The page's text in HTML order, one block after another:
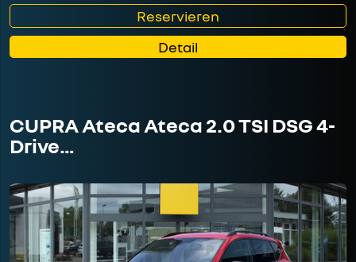
Reservieren
Detail
CUPRA Ateca Ateca 2.0 TSI DSG 4-
Drive…